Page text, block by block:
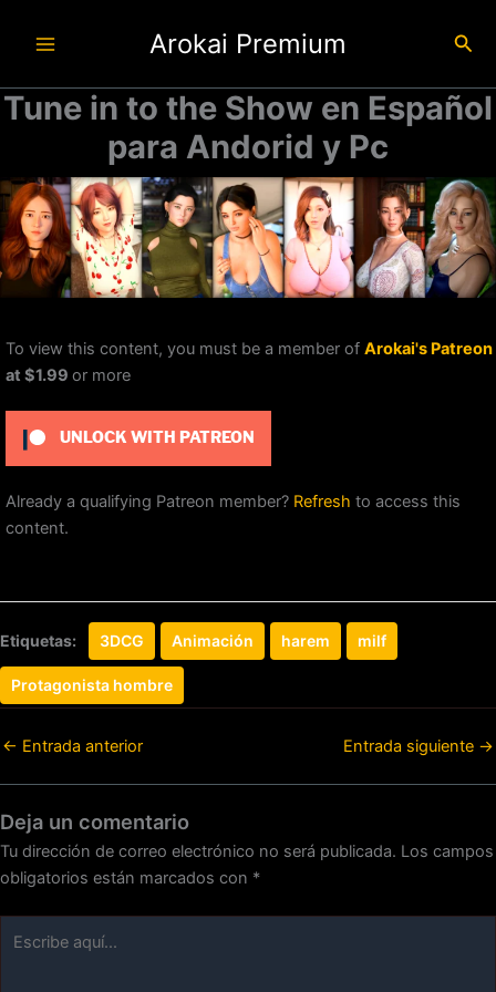
Arokai Premium
Tune in to the Show en Español
para Andorid y Pc
To view this content, you must be a member of Arokai's Patreon
at $1.99 or more
UNLOCK WITH PATREON
Already a qualifying Patreon member? Refresh to access this
content.
Etiquetas: 3DCG Animación harem milf
Protagonista hombre
← Entrada anterior Entrada siguiente →
Deja un comentario
Tu dirección de correo electrónico no será publicada. Los campos
obligatorios están marcados con *
aquí...